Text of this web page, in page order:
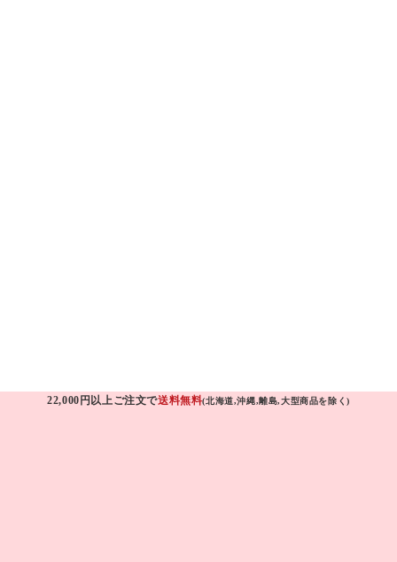
22,000円以上ご注文で送料無料(北海道,沖縄,離島,大型商品を除く)